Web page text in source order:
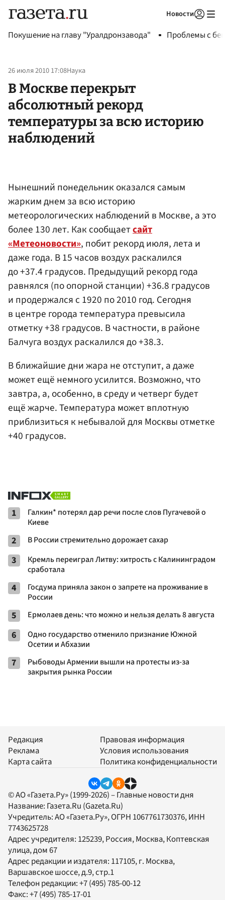
Новости
Покушение на главу "Уралдронзавода" Проблемы с
26 июля 2010 17:08Наука
В Москве перекрыт
абсолютный рекорд
температуры за всю историю
наблюдений
Нынешний понедельник оказался самым
жарким днем за всю историю
метеорологических наблюдений в Москве, а это
более 130 лет. Как сообщаетсайт
«Метеоновости», побит рекорд июля, лета и
даже года. В 15 часов воздух раскалился
до +37.4 градусов. Предыдущий рекорд года
равнялся (по опорной станции) +36.8 градусов
и продержался с 1920 по 2010 год. Сегодня
в центре города температура превысила
отметку +38 градусов. В частности, в районе
Балчуга воздух раскалился до +38.3.
В ближайшие дни жара не отступит, а даже
может ещё немного усилится. Возможно, что
завтра, а, особенно, в среду и четверг будет
ещё жарче. Температура может вплотную
приблизиться к небывалой для Москвы отметке
+40 градусов.
1
Галкин* потерял дар речи после слов Пугачевой о
Киеве
2 В России стремительно дорожает сахар
3
Кремль переиграл Литву: хитрость с Калининградом
сработала
4
Госдума приняла закон о запрете на проживание в
России
5 Ермолаев день: что можно и нельзя делать 8 августа
6
Одно государство отменило признание Южной
Осетии и Абхазии
7
Рыбоводы Армении вышли на протесты из-за
закрытия рынка России
Редакция
Реклама
Карта сайта
Правовая информация
Условия использования
Политика конфиденциальности
© АО «Газета.Ру» (1999-2026) – Главные новости дня
Название: Газета.Ru (Gazeta.Ru)
Учредитель:АО «Газета.Ру», ОГРН 1067761730376, ИНН
7743625728
Адрес учредителя: 125239, Россия, Москва, Коптевская
улица, дом 67
Адрес редакции и издателя: 117105, г. Москва,
Варшавское шоссе, д.9, стр.1
Телефон редакции:+7 (495) 785-00-12
Факс:+7 (495) 785-17-01